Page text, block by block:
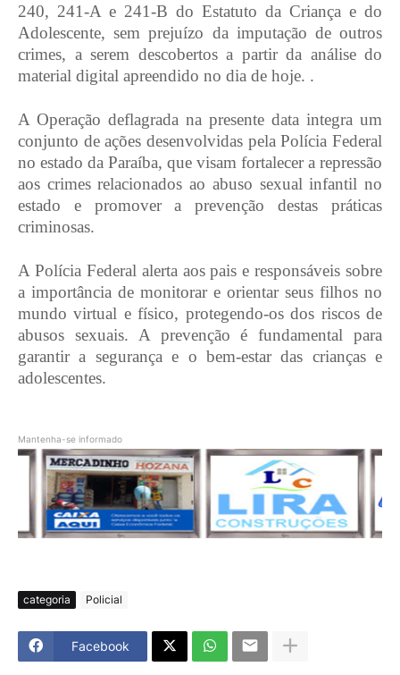
240, 241-A e 241-B do Estatuto da Criança e do
Adolescente, sem prejuízo da imputação de outros
crimes, a serem descobertos a partir da análise do
material digital apreendido no dia de hoje. .
A Operação deflagrada na presente data integra um
conjunto de ações desenvolvidas pela Polícia Federal
no estado da Paraíba, que visam fortalecer a repressão
aos crimes relacionados ao abuso sexual infantil no
estado e promover a prevenção destas práticas
criminosas.
A Polícia Federal alerta aos pais e responsáveis sobre
a importância de monitorar e orientar seus filhos no
mundo virtual e físico, protegendo-os dos riscos de
abusos sexuais. A prevenção é fundamental para
garantir a segurança e o bem-estar das crianças e
adolescentes.
Mantenha-se informado
categoria Policial
Facebook